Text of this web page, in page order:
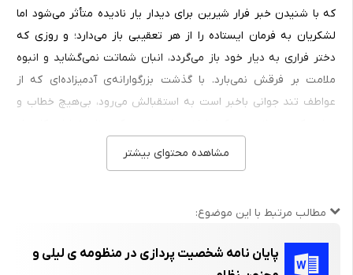
که با شنیدن خبر فرار شیرین برای دیدار یار نادیده متأثر می‌شود اما
لشکریان به فرمان ایستاده را از هر تعقیبی باز می‌دارد؛ و روزی که
دختر فراری به دیار خود باز می‌گردد، انبان شماتت نمی‌گشاید و انبوه
ملامت بر فرقش نمی‌بارد. با گذشت بزرگوارانه‌ی آدمیزاده‌ای که از
عواطف تند جوانی باخبر است به استقبالش می‌رود، بی‌هیچ خطاب و
است. اما وضع لیلی چنین نیست که محکوم محیط حرمسرائی تازیان
است و جرایمش بسیار: یکی اینکه زن به دنیا آمده و چون زن است از
محیطی که بجای تربیت مردان به محکومیت زنان متوسل می‌شوند. در
به نام پدر؛ پدر لیلی نه از عوالم دلدادگی باخبر است و نه به خواسته‌ی
مشاهده محتوای بیشتر
مطالب مرتبط با این موضوع:
پایان نامه شخصیت پردازی در منظومه ی لیلی و